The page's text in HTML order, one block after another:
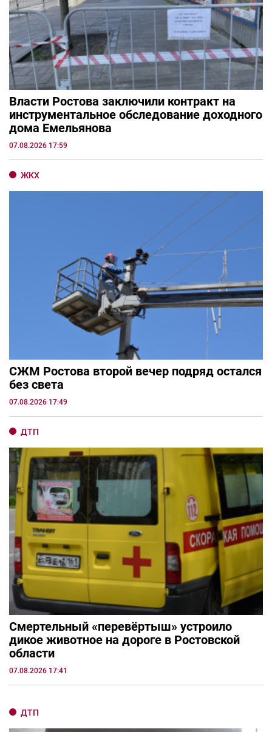
Власти Ростова заключили контракт на
инструментальное обследование доходного
дома Емельянова
07.08.2026 17:59
ЖКХ
СЖМ Ростова второй вечер подряд остался
без света
07.08.2026 17:49
ДТП
Смертельный «перевёртыш» устроило
дикое животное на дороге в Ростовской
области
07.08.2026 17:41
ДТП